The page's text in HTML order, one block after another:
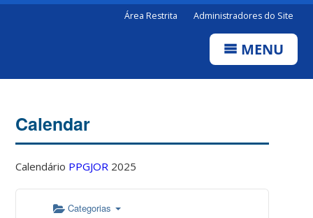
Área Restrita Administradores do Site
MENU
Calendar
Calendário PPGJOR 2025
Categorias